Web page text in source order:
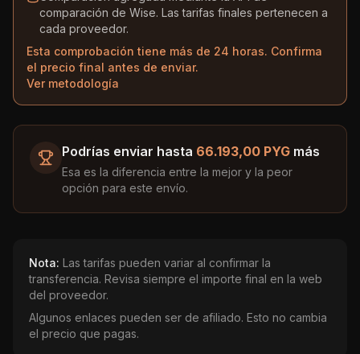
comparación de Wise. Las tarifas finales pertenecen a
cada proveedor.
Esta comprobación tiene más de 24 horas. Confirma
el precio final antes de enviar.
Ver metodología
Podrías enviar hasta 66.193,00 PYG más
Esa es la diferencia entre la mejor y la peor
opción para este envío.
Nota: Las tarifas pueden variar al confirmar la
transferencia. Revisa siempre el importe final en la web
del proveedor.
Algunos enlaces pueden ser de afiliado. Esto no cambia
el precio que pagas.